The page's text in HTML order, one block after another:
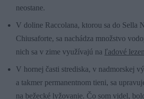
neostane.
V doline Raccolana, ktorou sa do Sella
Chiusaforte, sa nachádza množstvo
nich sa v zime využívajú na ľadové
V hornej časti strediska, v nadmorskej
a takmer permanentnom tieni, sa
na bežecké lyžovanie. Čo som videl,